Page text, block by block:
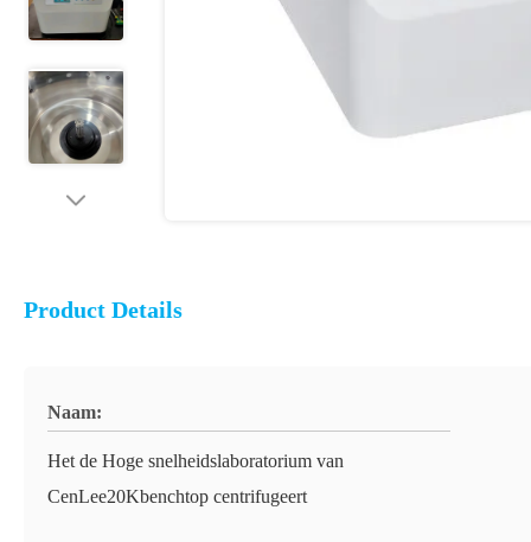
Product Details
Naam:
Het de Hoge snelheidslaboratorium van
CenLee20Kbenchtop centrifugeert